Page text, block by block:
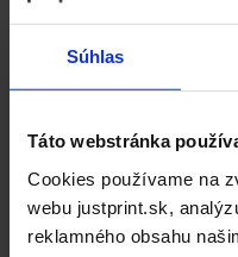
Súhlas
Táto webstránka
Cookies používame na
webu justprint.sk,
reklamného obsahu
logo, kontaktné
pritiahne pozornosť.
atraktívnym
verejných priestoroch.